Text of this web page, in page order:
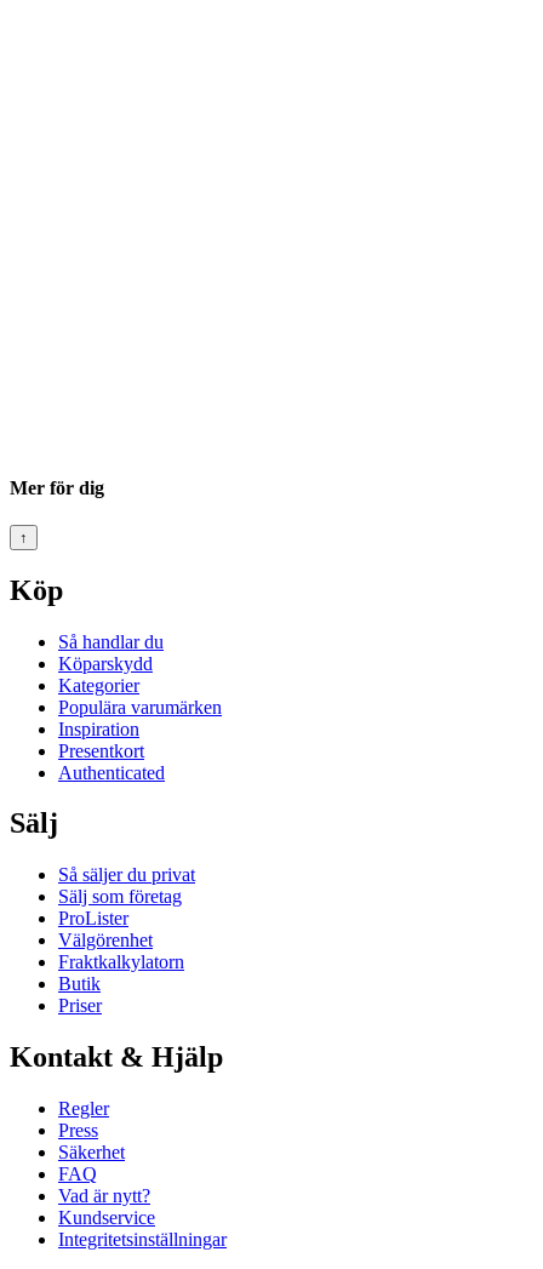
Mer för dig
↑
Köp
Så handlar du
Köparskydd
Kategorier
Populära varumärken
Inspiration
Presentkort
Authenticated
Sälj
Så säljer du privat
Sälj som företag
ProLister
Välgörenhet
Fraktkalkylatorn
Butik
Priser
Kontakt & Hjälp
Regler
Press
Säkerhet
FAQ
Vad är nytt?
Kundservice
Integritetsinställningar